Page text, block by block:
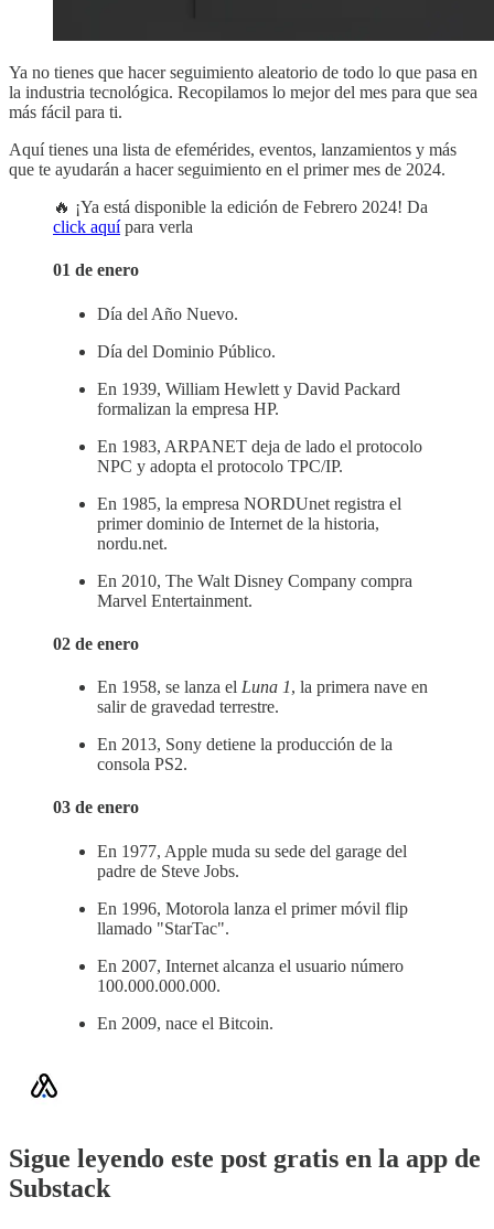
Ya no tienes que hacer seguimiento aleatorio de todo lo que pasa en
la industria tecnológica. Recopilamos lo mejor del mes para que sea
más fácil para ti.
Aquí tienes una lista de efemérides, eventos, lanzamientos y más
que te ayudarán a hacer seguimiento en el primer mes de 2024.
🔥 ¡Ya está disponible la edición de Febrero 2024! Da
click aquípara verla
01 de enero
Día del Año Nuevo.
Día del Dominio Público.
En 1939, William Hewlett y David Packard
formalizan la empresa HP.
En 1983, ARPANET deja de lado el protocolo
NPC y adopta el protocolo TPC/IP.
En 1985, la empresa NORDUnet registra el
primer dominio de Internet de la historia,
nordu.net.
En 2010, The Walt Disney Company compra
Marvel Entertainment.
02 de enero
En 1958, se lanza el Luna 1, la primera nave en
salir de gravedad terrestre.
En 2013, Sony detiene la producción de la
consola PS2.
03 de enero
En 1977, Apple muda su sede del garage del
padre de Steve Jobs.
En 1996, Motorola lanza el primer móvil flip
llamado "StarTac".
En 2007, Internet alcanza el usuario número
100.000.000.000.
En 2009, nace el Bitcoin.
Sigue leyendo este post gratis en la app de
Substack